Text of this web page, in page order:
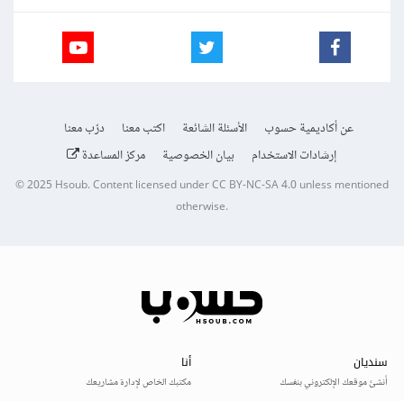
عن أكاديمية حسوب الأسئلة الشائعة اكتب معنا
درّب معنا
إرشادات الاستخدام
بيان الخصوصية مركز المساعدة
© 2025Hsoub.Content licensed underCC BY-NC-SA 4.0unless mentioned
otherwise.